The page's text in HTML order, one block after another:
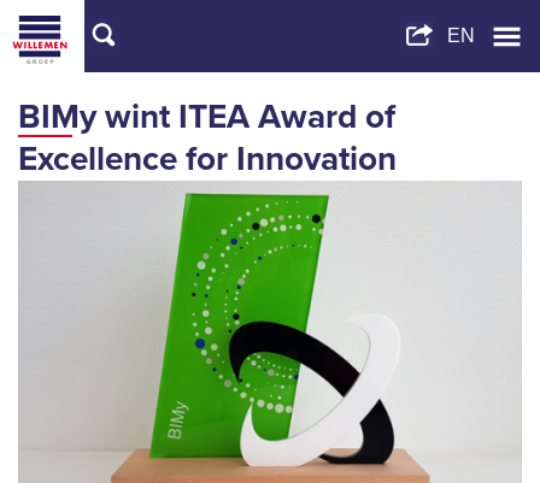
BIMy wint ITEA Award of
Excellence for Innovation